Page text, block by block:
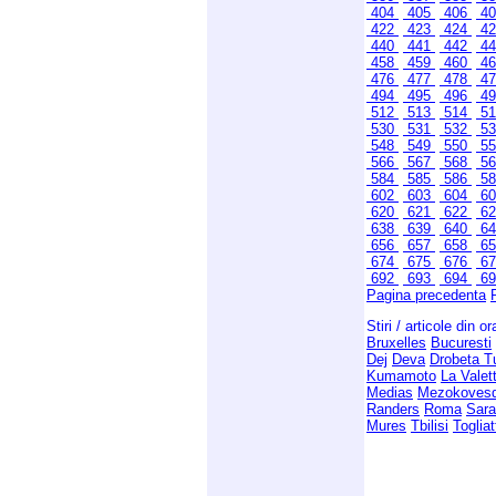
404
405 406
422
423 424
440
441 442
458
459 460
476
477 478
494
495 496
512
513 514
530
531 532
548
549 550
566
567 568
584
585 586
602
603 604
620
621 622
638
639 640
656
657 658
674
675 676
692
693 694
Pagina precedenta
Stiri / articole din
Bruxelles Bucuresti
Dej Deva Drobeta
Kumamoto La
Medias
Randers Roma
Mures Tbilisi